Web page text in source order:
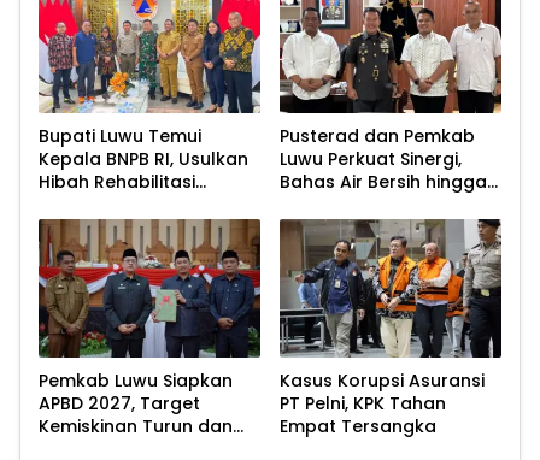
Bupati Luwu Temui
Kepala BNPB RI, Usulkan
Hibah Rehabilitasi
Pusterad dan Pemkab
Luwu Perkuat Sinergi,
Bahas Air Bersih hingga
Pascabencana
Pemkab Luwu Siapkan
APBD 2027, Target
Kemiskinan Turun dan
Kasus Korupsi Asuransi
PT Pelni, KPK Tahan
Empat Tersangka